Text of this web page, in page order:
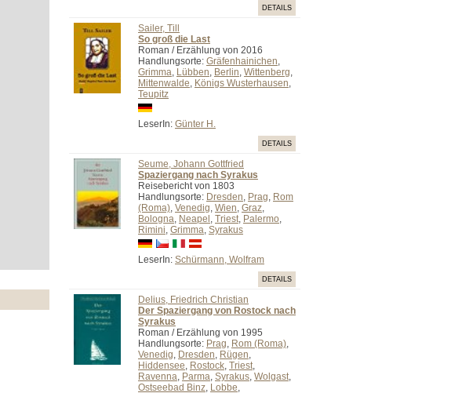
DETAILS
Sailer, Till
So groß die Last
Roman / Erzählung von 2016
Handlungsorte: Gräfenhainichen,
Grimma, Lübben, Berlin, Wittenberg,
Mittenwalde, Königs Wusterhausen,
Teupitz
LeserIn: Günter H.
DETAILS
Seume, Johann Gottfried
Spaziergang nach Syrakus
Reisebericht von 1803
Handlungsorte: Dresden, Prag, Rom
(Roma), Venedig, Wien, Graz,
Bologna, Neapel , Triest, Palermo,
Rimini, Grimma, Syrakus
LeserIn: Schürmann, Wolfram
DETAILS
Delius, Friedrich Christian
Der Spaziergang von Rostock nach
Syrakus
Roman / Erzählung von 1995
Handlungsorte: Prag, Rom (Roma),
Venedig, Dresden, Rügen,
Hiddensee, Rostock, Triest,
Ravenna, Parma, Syrakus, Wolgast,
Ostseebad Binz, Lobbe,